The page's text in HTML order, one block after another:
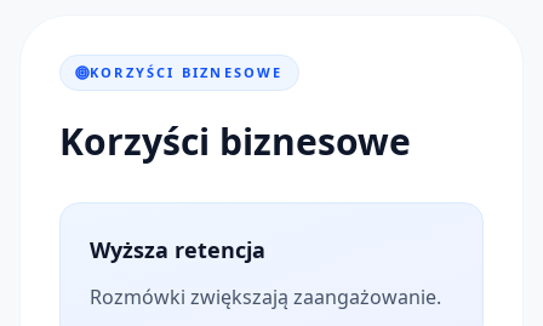
KORZYŚCI BIZNESOWE
Korzyści biznesowe
Wyższa retencja
Rozmówki zwiększają zaangażowanie.